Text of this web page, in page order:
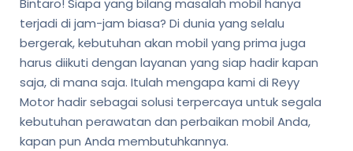
terjadi di jam-jam biasa? Di dunia yang selalu
bergerak, kebutuhan akan mobil yang prima juga
harus diikuti dengan layanan yang siap hadir kapan
saja, di mana saja. Itulah mengapa kami di Reyy
Motor hadir sebagai solusi terpercaya untuk segala
kebutuhan perawatan dan perbaikan mobil Anda,
kapan pun Anda membutuhkannya.